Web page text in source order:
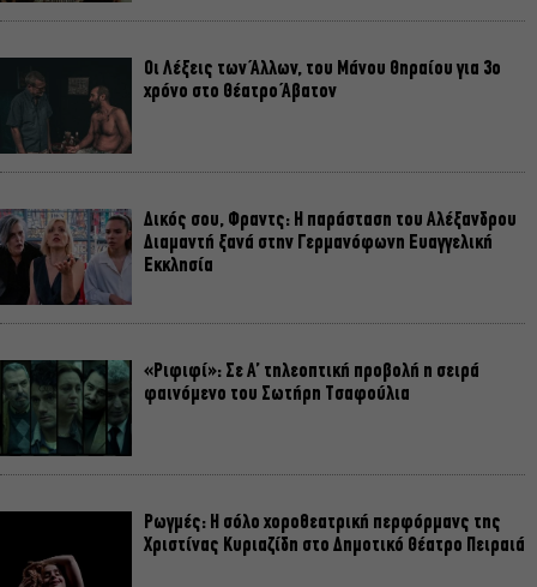
Οι Λέξεις των Άλλων, του Μάνου Θηραίου για 3ο
χρόνο στο Θέατρο Άβατον
Δικός σου, Φραντς: Η παράσταση του Αλέξανδρου
Διαμαντή ξανά στην Γερμανόφωνη Ευαγγελική
Εκκλησία
«Ριφιφί»: Σε Α’ τηλεοπτική προβολή η σειρά
φαινόμενο του Σωτήρη Τσαφούλια
Ρωγμές: Η σόλο χοροθεατρική περφόρμανς της
Χριστίνας Κυριαζίδη στο Δημοτικό Θέατρο Πειραιά